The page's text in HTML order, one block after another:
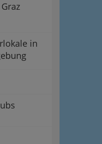
in